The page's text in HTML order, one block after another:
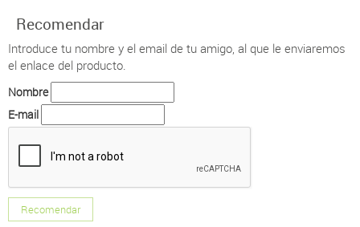
Recomendar
Introduce tu nombre y el email de tu amigo, al que le enviaremos
el enlace del producto.
Nombre
E-mail